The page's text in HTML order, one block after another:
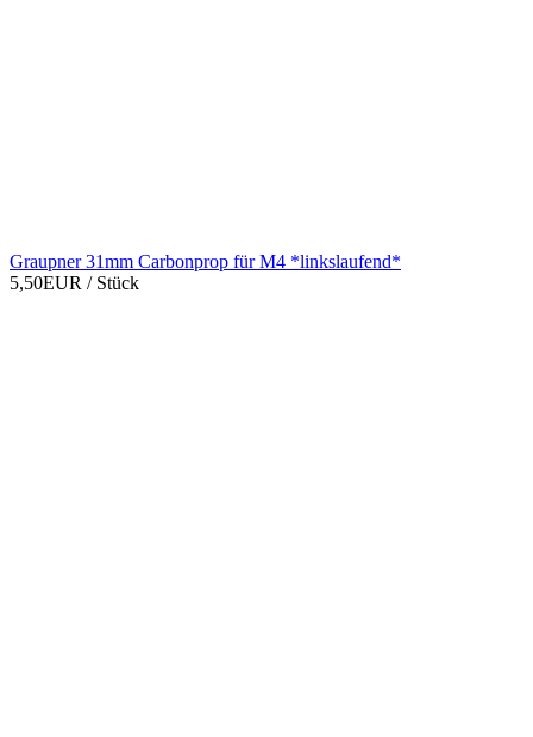
Graupner 31mm Carbonprop für M4 *linkslaufend*
5,50EUR / Stück